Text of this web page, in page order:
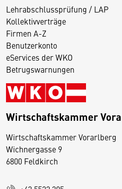
Lehrabschlussprüfung / LAP
Kollektivverträge
Firmen A-Z
Benutzerkonto
eServices der WKO
Betrugswarnungen
Wirtschaftskammer
Wirtschaftskammer Vorarlberg
Wichnergasse 9
6800 Feldkirch
D
i
e